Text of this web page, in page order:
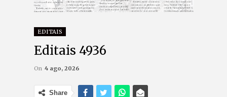
EDITAIS
Editais 4936
On 4 ago, 2026
Share